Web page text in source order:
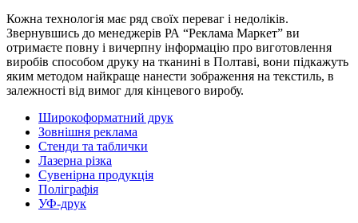
Кожна технологія має ряд своїх переваг і недоліків.
Звернувшись до менеджерів РА “Реклама Маркет” ви
отримаєте повну і вичерпну інформацію про виготовлення
виробів способом друку на тканині в Полтаві, вони підкажуть
яким методом найкраще нанести зображення на текстиль, в
залежності від вимог для кінцевого виробу.
Широкоформатний друк
Зовнішня реклама
Стенди та таблички
Лазерна різка
Сувенірна продукція
Поліграфія
УФ-друк